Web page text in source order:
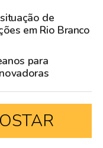
de
em Rio Branco
para